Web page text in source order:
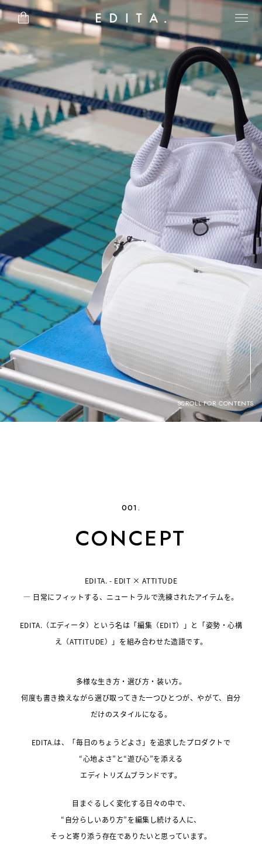
SCROLL FOR CONTENTS
001.
CONCEPT
EDITA. - EDIT × ATTITUDE
― 日常にフィットする、ニュートラルで洗練されたアイテムを。
EDITA.（エディータ）という名は「編集（EDIT）」と「姿勢・心構
え（ATTITUDE）」を組み合わせた造語です。
多様な生き方・選び方・装い方。
何度も書き換えながら選び取ってきた一つひとつが、やがて、自分
だけのスタイルになる。
EDITA.は、「毎日のちょうどよさ」を追求したプロダクトで
“心地よさ”と“遊び心”を添える
エディトリズムブランドです。
目まぐるしく変化する日々の中で、
“自分らしいあり方”を編集し続ける人に、
そっと寄り添う存在でありたいと思っています。